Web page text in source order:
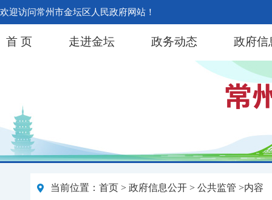
欢迎访问常州市金坛区人民政府网站！
首 页 走进金坛 政务动态 政府信
当前位置： 首页 > 政府信息公开 > 公共监管 >内容